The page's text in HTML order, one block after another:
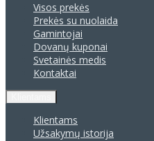
Visos prekės
Prekės su nuolaida
Gamintojai
Dovanų kuponai
Svetainės medis
Kontaktai
Klientams
Užsakymų istorija